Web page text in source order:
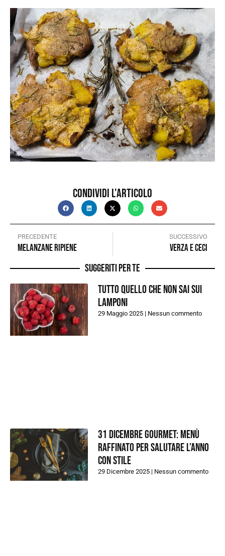
Condividi l'articolo
PRECEDENTE
Melanzane ripiene
SUCCESSIVO
Verza e ceci
Suggeriti per te
Tutto quello che non sai sui
lamponi
29 Maggio 2025 Nessun commento
31 dicembre gourmet: menù
raffinato per salutare l’anno
con stile
29 Dicembre 2025 Nessun commento